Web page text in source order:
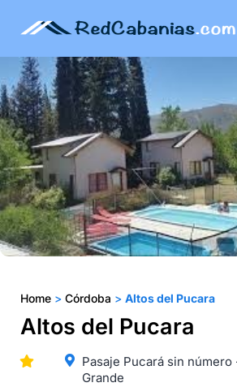
Home > Córdoba > Altos del Pucara
Altos del Pucara
Pasaje Pucará sin número
Grande